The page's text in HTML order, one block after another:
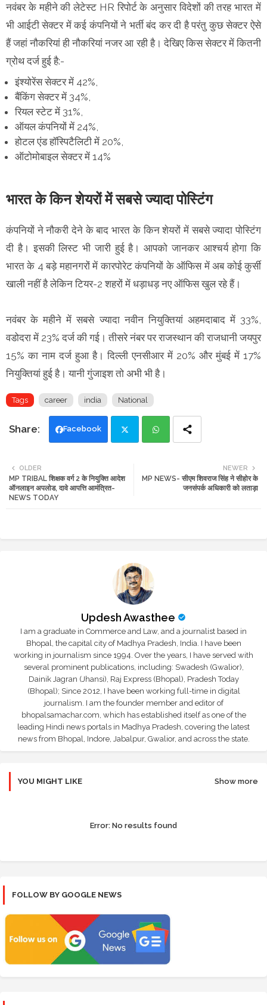
नवंबर के महीने की लेटेस्ट HR रिपोर्ट के अनुसार विदेशों की तरह भारत में
भी आईटी सेक्टर में कई कंपनियों ने भर्ती बंद कर दी है परंतु कुछ सेक्टर ऐसे
हैं जहां नौकरियां ही नौकरियां नजर आ रही है। देखिए किस सेक्टर में कितनी
ग्रोथ दर्ज हुई है:-
इंश्योरेंस सेक्टर में 42%,
बैंकिंग सेक्टर में 34%,
रियल स्टेट में 31%,
ऑयल कंपनियों में 24%,
होटल एंड हॉस्पिटैलिटी में 20%,
ऑटोमोबाइल सेक्टर में 14%
भारत के किन शेयरों में सबसे ज्यादा पोस्टिंग
कंपनियों ने नौकरी देने के बाद भारत के किन शेयरों में सबसे ज्यादा पोस्टिंग
दी है। इसकी लिस्ट भी जारी हुई है। आपको जानकर आश्चर्य होगा कि
भारत के 4 बड़े महानगरों में कारपोरेट कंपनियों के ऑफिस में अब कोई कुर्सी
खाली नहीं है लेकिन टियर-2 शहरों में धड़ाधड़ नए ऑफिस खुल रहे हैं।
नवंबर के महीने में सबसे ज्यादा नवीन नियुक्तियां अहमदाबाद में 33%,
वडोदरा में 23% दर्ज की गई। तीसरे नंबर पर राजस्थान की राजधानी जयपुर
15% का नाम दर्ज हुआ है। दिल्ली एनसीआर में 20% और मुंबई में 17%
नियुक्तियां हुई है। यानी गुंजाइश तो अभी भी है।
Tags career india National
Facebook
tte ats
NEWER
MP NEWS- सीएम शिवराज सिंह ने सीहोर के
जनसंपर्क अधिकारी को लताड़ा
OLDER
MP TRIBAL शिक्षक वर्ग 2 के नियुक्ति आदेश
ऑनलाइन अपलोड, दावे आपत्ति आमंत्रित-
NEWS TODAY
Updesh Awasthee
I am a graduate in Commerce and Law, and a journalist based in
Bhopal, the capital city of Madhya Pradesh, India. I have been
working in journalism since 1994. Over the years, I have served with
several prominent publications, including: Swadesh (Gwalior),
Dainik Jagran (Jhansi), Raj Express (Bhopal), Pradesh Today
(Bhopal); Since 2012, I have been working full-time in digital
journalism. I am the founder member and editor of
bhopalsamachar.com, which has established itself as one of the
leading Hindi news portals in Madhya Pradesh, covering the latest
news from Bhopal, Indore, Jabalpur, Gwalior, and across the state.
YOU MIGHT LIKE Show more
Error: No results found
FOLLOW BY GOOGLE NEWS